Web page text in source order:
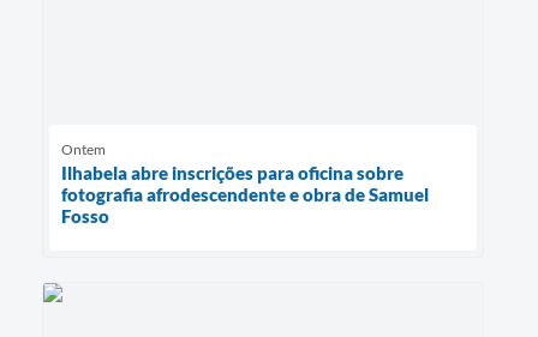
Ontem
Ilhabela abre inscrições para oficina sobre
fotografia afrodescendente e obra de Samuel
Fosso